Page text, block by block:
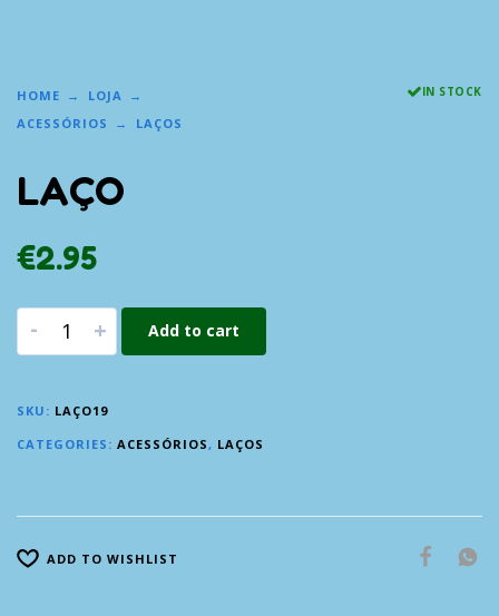
HOME
LOJA
ACESSÓRIOS
LAÇOS
IN STOCK
LAÇO
€2.95
- + Add to cart
SKU: LAÇO19
CATEGORIES: ACESSÓRIOS, LAÇOS
ADD TO WISHLIST